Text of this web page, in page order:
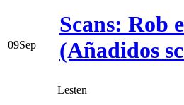
09Sep
Scans: Rob
(Añadidos
Lesten